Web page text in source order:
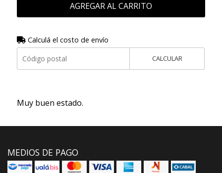
AGREGAR AL CARRITO
Calculá el costo de envío
CALCULAR
Muy buen estado.
MEDIOS DE PAGO